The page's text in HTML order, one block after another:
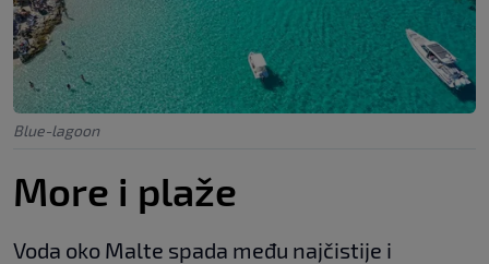
Blue-lagoon
More i plaže
Voda oko Malte spada među najčistije i